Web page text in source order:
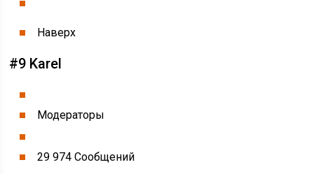
Наверх
#9 Karel
Модераторы
29 974 Cообщений